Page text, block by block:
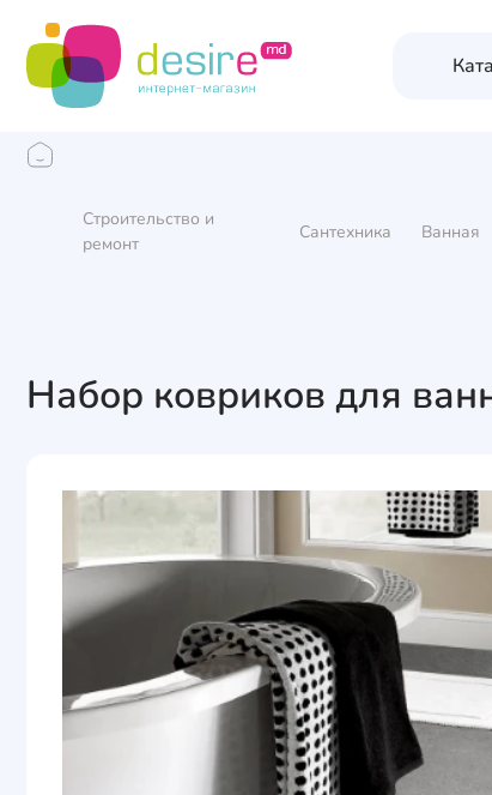
Строительство и
ремонт
Сантехника Ванная
Набор ковриков для